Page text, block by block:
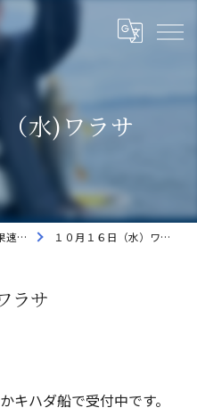
水)ワラサ
報 １０月１６日（水）ワラサ
ラサ
キハダ船で受付中です。